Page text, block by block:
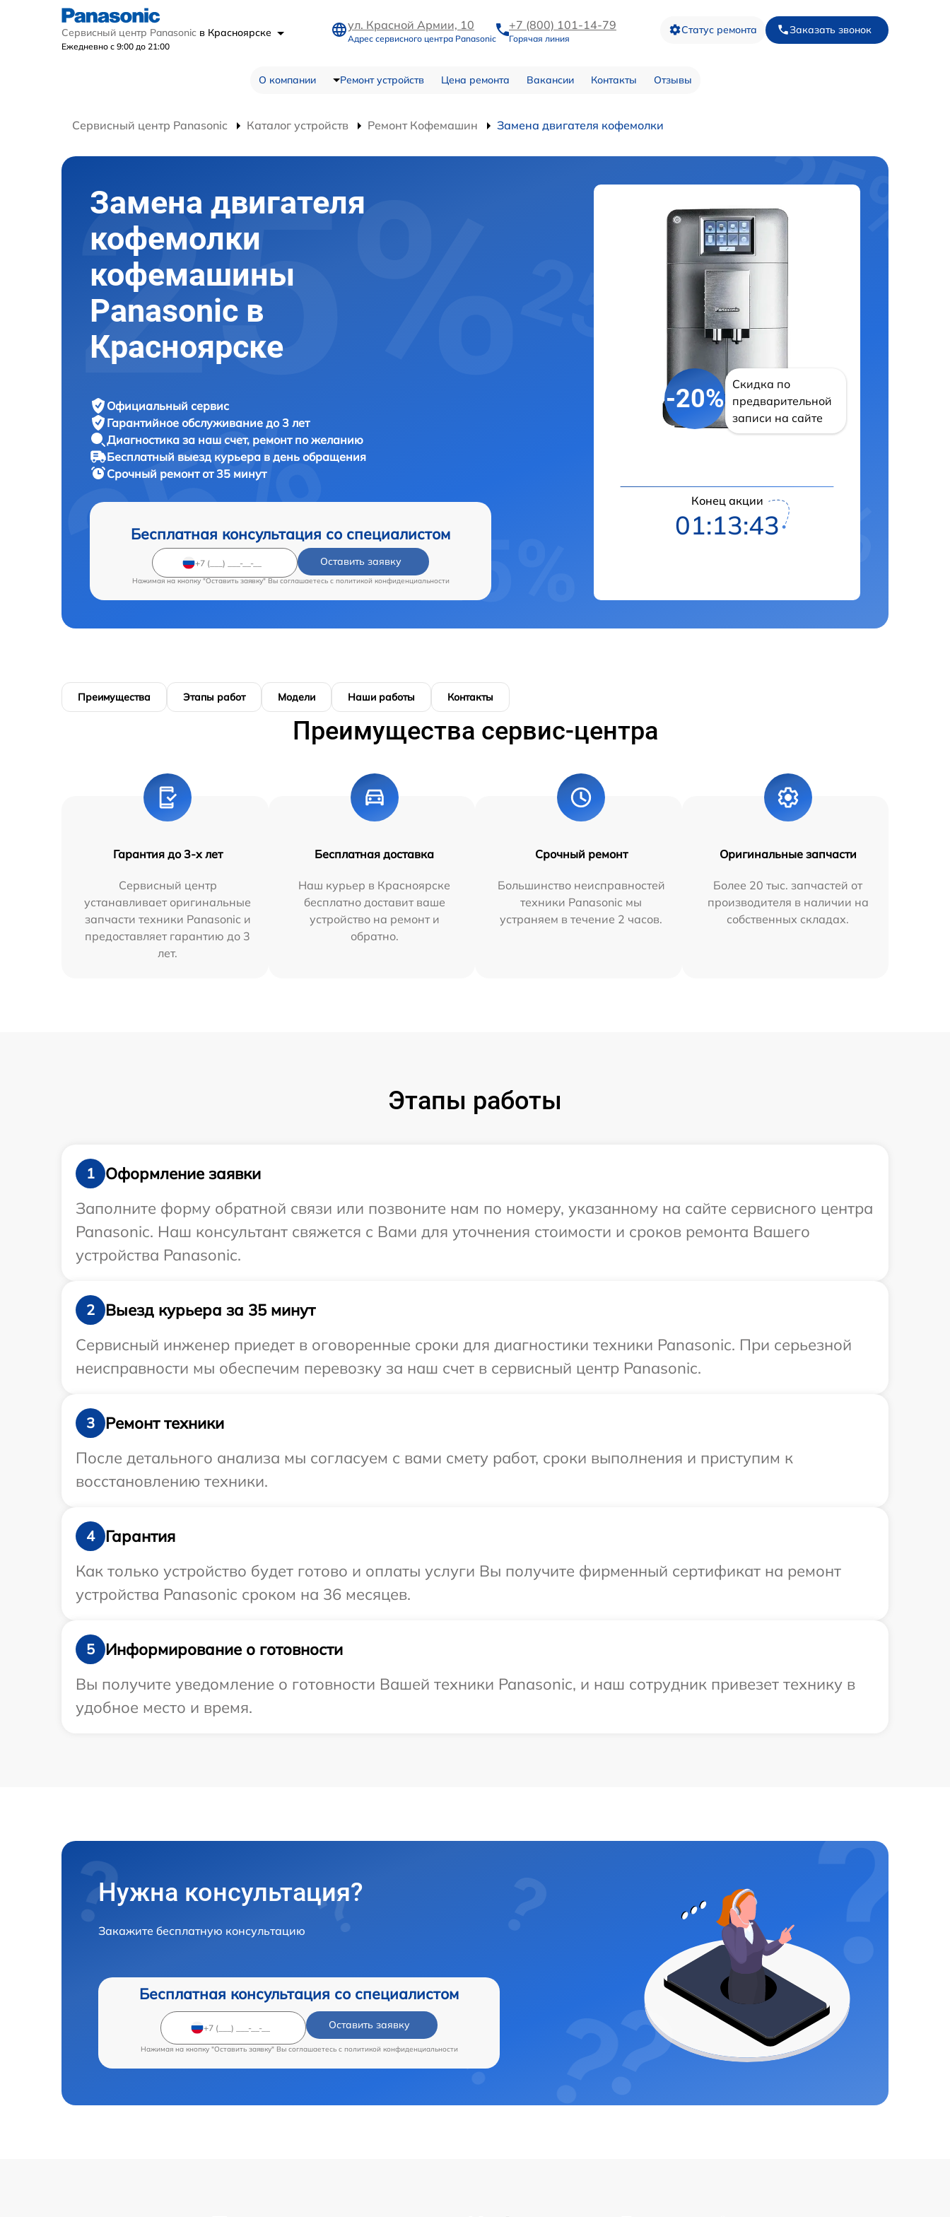
Сервисный центр Panasonic в Красноярске
Ежедневно с 9:00 до 21:00
ул. Красной Армии, 10
Адрес сервисного центра Panasonic
+7 (800) 101-14-79
Горячая линия
Статус ремонта Заказать звонок
О компании Ремонт устройств Цена ремонта Вакансии Контакты Отзывы
Сервисный центр Panasonic Каталог устройств Ремонт Кофемашин Замена двигателя кофемолки
Замена двигателя
кофемолки
кофемашины
Panasonic в
Красноярске
Официальный сервис
Гарантийное обслуживание до 3 лет
Диагностика за наш счет, ремонт по желанию
Бесплатный выезд курьера в день обращения
Срочный ремонтот 35 минут
Бесплатная консультация со специалистом
Оставить заявку
Нажимая на кнопку "Оставить заявку" Вы соглашаетесь c политикой конфиденциальности
-20%
Скидка по
предварительной
записи на сайте
Конец акции
01:13:41
Преимущества Этапы работ Модели Наши работы Контакты
Преимущества сервис-центра
Гарантия до 3-х лет
Сервисный центр
устанавливает оригинальные
запчасти техники Panasonic и
предоставляет гарантию до 3
лет.
Бесплатная доставка
Наш курьер в Красноярске
бесплатно доставит ваше
устройство на ремонт и
обратно.
Срочный ремонт
Большинство неисправностей
техники Panasonic мы
устраняем в течение 2 часов.
Оригинальные запчасти
Более 20 тыс. запчастей от
производителя в наличии на
собственных складах.
Этапы работы
1
Оформление заявки
Заполните форму обратной связи или позвоните нам по номеру, указанному на сайте сервисного центра
Panasonic. Наш консультант свяжется с Вами для уточнения стоимости и сроков ремонта Вашего
устройства Panasonic.
2
Выезд курьера за 35 минут
Сервисный инженер приедет в оговоренные сроки для диагностики техники Panasonic. При серьезной
неисправности мы обеспечим перевозку за наш счет в сервисный центр Panasonic.
3
Ремонт техники
После детального анализа мы согласуем с вами смету работ, сроки выполнения и приступим к
восстановлению техники.
4
Гарантия
Как только устройство будет готово и оплаты услуги Вы получите фирменный сертификат на ремонт
устройства Panasonic сроком на 36 месяцев.
5
Информирование о готовности
Вы получите уведомление о готовности Вашей техники Panasonic, и наш сотрудник привезет технику в
удобное место и время.
Нужна консультация?
Закажите бесплатную консультацию
Бесплатная консультация со специалистом
Оставить заявку
Нажимая на кнопку "Оставить заявку" Вы соглашаетесь c политикой конфиденциальности